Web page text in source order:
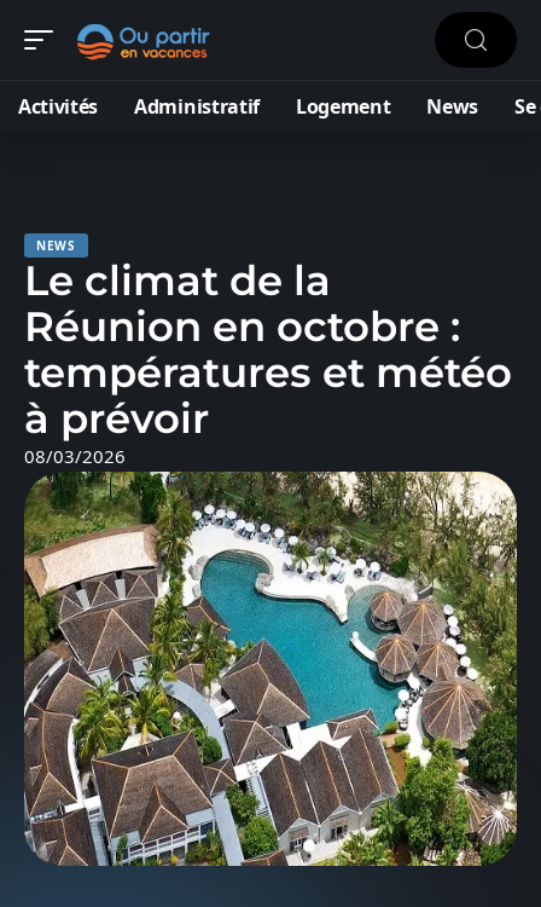
Activités Administratif Logement News
NEWS
Le climat de la
Réunion en octobre :
températures et météo
à prévoir
08/03/2026